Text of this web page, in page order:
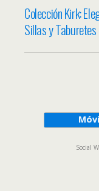
Colección Kirk:
Sillas y Taburetes
Social